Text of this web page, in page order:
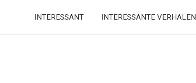
INTERESSANT INTERESSANTE VERHALEN